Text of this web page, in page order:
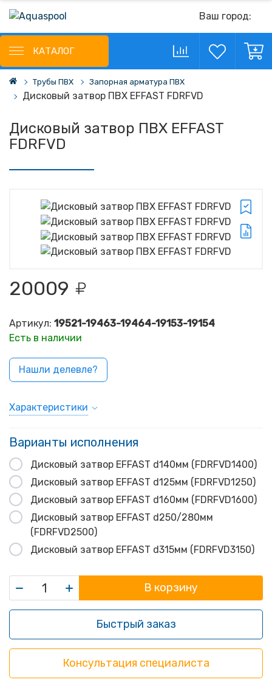
Ваш город:
КАТАЛОГ
Трубы ПВХ Запорная арматура ПВХ
Дисковый затвор ПВХ EFFAST FDRFVD
Дисковый затвор ПВХ EFFAST
FDRFVD
20009
Артикул: 19521-19463-19464-19153-19154
Есть в наличии
Нашли делевле?
Характеристики
Варианты исполнения
Дисковый затвор EFFAST d140мм (FDRFVD1400)
Дисковый затвор EFFAST d125мм (FDRFVD1250)
Дисковый затвор EFFAST d160мм (FDRFVD1600)
Дисковый затвор EFFAST d250/280мм
(FDRFVD2500)
Дисковый затвор EFFAST d315мм (FDRFVD3150)
В корзину
Быстрый заказ
Консультация специалиста